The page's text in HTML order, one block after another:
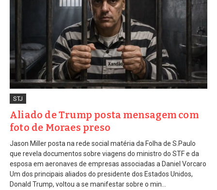
STJ
Aliado de Trump posta mensagem com
foto de Moraes preso
Jason Miller posta na rede social matéria da Folha de S.Paulo
que revela documentos sobre viagens do ministro do STF e da
esposa em aeronaves de empresas associadas a Daniel Vorcaro
Um dos principais aliados do presidente dos Estados Unidos,
Donald Trump, voltou a se manifestar sobre o min...